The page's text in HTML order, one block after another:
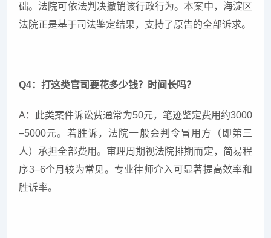
础。法院可依法判决撤销该行政行为。本案中，海淀区
法院正是基于司法鉴定结果，支持了原告的全部诉求。
Q4：打这类官司要花多少钱？时间长吗？
A：此类案件诉讼费通常为50元，笔迹鉴定费用约3000
–5000元。若胜诉，法院一般会判令冒用方（即第三
人）承担全部费用。审理周期视法院排期而定，简易程
序3–6个月较为常见。专业律师介入可显著提高效率和
胜诉率。